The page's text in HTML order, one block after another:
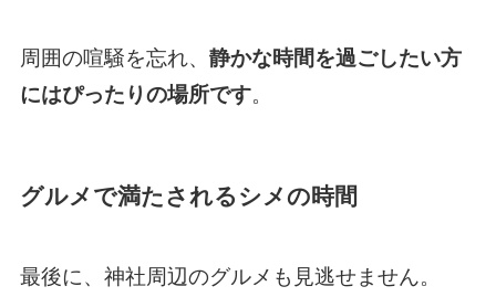
周囲の喧騒を忘れ、 静かな時間を過ごしたい方
にはぴったりの場所です。
グルメで満たされるシメの時間
最後に、神社周辺のグルメも見逃せません。